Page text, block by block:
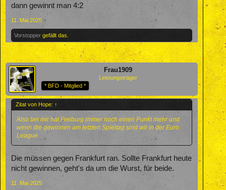
dann gewinnt man 4:2
11. Mai 2025
Vorstopper gefällt das.
Frau1909
Leistungsträger
* BFD - Mitglied *
Zitat von Hope: ↑
Also bei mir hat Freiburg immer noch einen Punkt mehr und
wenn die gewinnen am letzten Spieltag sind wir in der Euro
League
Die müssen gegen Frankfurt ran. Sollte Frankfurt heute
nicht gewinnen, geht's da um die Wurst, für beide.
11. Mai 2025